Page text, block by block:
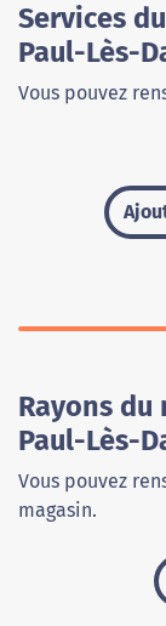
Services
Paul-Lès-
Vous pouvez
Rayons du
Paul-Lès-
Vous pouvez
magasin.